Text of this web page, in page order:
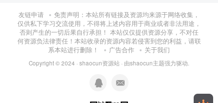
友链申请
免责声明：本站所有链接及资源均来源于网络收集，
仅供私下学习交流使用，不得将上述内容用于商业或者非法用途，
否则产生的一切后果自行承担！ 本站仅仅提供资源分享，不对任
何资源负法律责任！本站收录的资源内容若侵害到您的利益，请联
系本站进行删除！
广告合作 关于我们
Copyright © 2024 · shaocun资源站 · 由shaocun主题强力驱动.